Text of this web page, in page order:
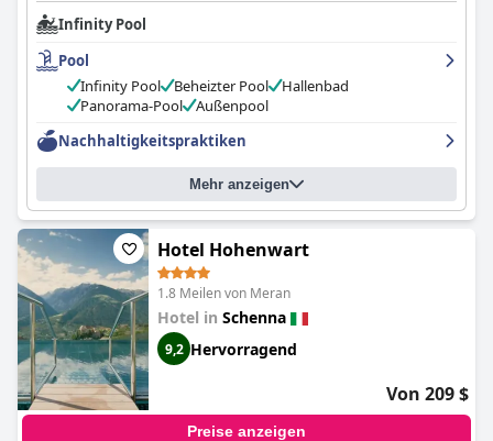
Infinity Pool
Pool
Infinity Pool
Beheizter Pool
Hallenbad
Panorama-Pool
Außenpool
Nachhaltigkeitspraktiken
Mehr anzeigen
Hotel Hohenwart
1.8 Meilen von Meran
Hotel in Schenna
9,2 Hervorragend
Von 209 $
Preise anzeigen